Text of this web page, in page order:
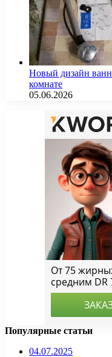
Новый дизайн
комнате
05.06.2026
Популярные статьи
04.07.2025